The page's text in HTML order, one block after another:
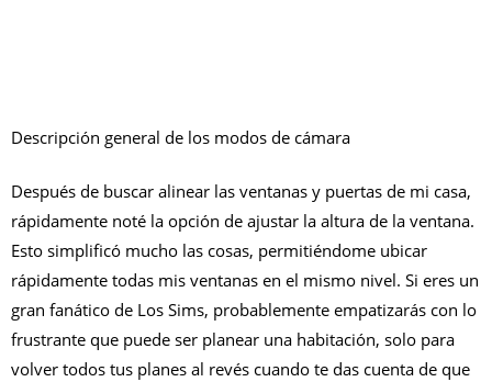
Descripción general de los modos de cámara
Después de buscar alinear las ventanas y puertas de mi casa,
rápidamente noté la opción de ajustar la altura de la ventana.
Esto simplificó mucho las cosas, permitiéndome ubicar
rápidamente todas mis ventanas en el mismo nivel. Si eres un
gran fanático de Los Sims, probablemente empatizarás con lo
frustrante que puede ser planear una habitación, solo para
volver todos tus planes al revés cuando te das cuenta de que